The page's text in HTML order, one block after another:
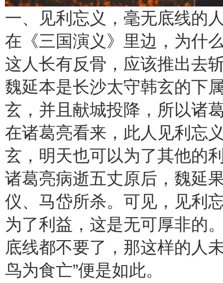
一、见利忘义，毫无底线的
在《三国演义》里边，为什
这人长有反骨，应该推出去
魏延本是长沙太守韩玄的下
玄，并且献城投降，所以诸
在诸葛亮看来，此人见利忘
玄，明天也可以为了其他的
诸葛亮病逝五丈原后，魏延
仪、马岱所杀。可见，见利
为了利益，这是无可厚非的
底线都不要了，那这样的人
鸟为食亡”便是如此。